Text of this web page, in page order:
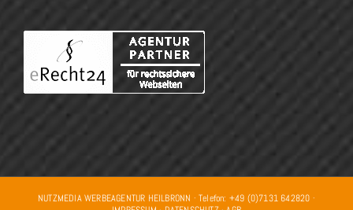
NUTZMEDIA WERBEAGENTUR HEILBRONN · Telefon: +49 (0)7131 642820 ·